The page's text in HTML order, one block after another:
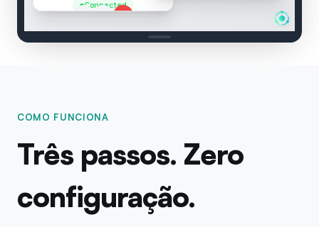
Connected
COMO FUNCIONA
Três passos. Zero
configuração.